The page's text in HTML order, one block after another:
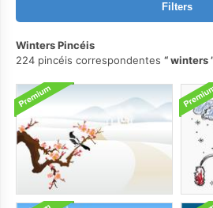
Filters
Winters Pincéis
224 pincéis correspondentes
winters